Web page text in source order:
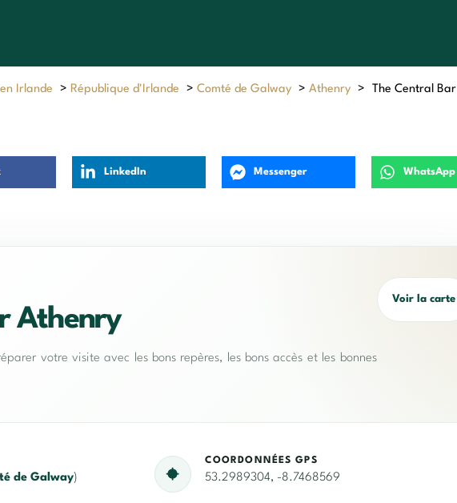
Irlande > République d'Irlande > Comté de Galway > Athenry > The Central
LinkedIn Messenger WhatsApp
Athenry
votre visite avec les bons repères, les bons accès et les bonnes
Voir la carte
de Galway)
COORDONNÉES GPS
53.2989304, -8.7468569